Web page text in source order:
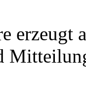
erzeugt